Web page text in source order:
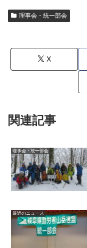
理事会・統一部会
X
関連記事
理事会・統一部会
最近のニュース